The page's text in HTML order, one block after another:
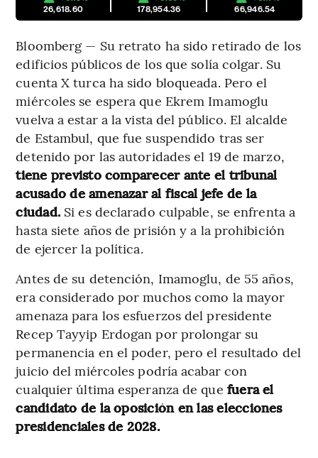
26,618.60
178,954.36
66,946.54
Bloomberg — Su retrato ha sido retirado de los
edificios públicos de los que solía colgar. Su
cuenta X turca ha sido bloqueada. Pero el
miércoles se espera que Ekrem Imamoglu
vuelva a estar a la vista del público. El alcalde
de Estambul, que fue suspendido tras ser
detenido por las autoridades el 19 de marzo,
tiene previsto comparecer ante el tribunal
acusado de amenazar al fiscal jefe de la
ciudad. Si es declarado culpable, se enfrenta a
hasta siete años de prisión y a la prohibición
de ejercer la política.
Antes de su detención, Imamoglu, de 55 años,
era considerado por muchos como la mayor
amenaza para los esfuerzos del presidente
Recep Tayyip Erdogan por prolongar su
permanencia en el poder, pero el resultado del
juicio del miércoles podría acabar con
cualquier última esperanza de que fuera el
candidato de la oposición en las elecciones
presidenciales de 2028.